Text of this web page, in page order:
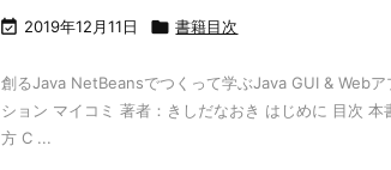
 2019年12月11日  書籍目次
創るJava NetBeansでつくって学ぶJava GUI & Webア
ション マイコミ 著者：きしだなおき はじめに 目次 本
方 C ...